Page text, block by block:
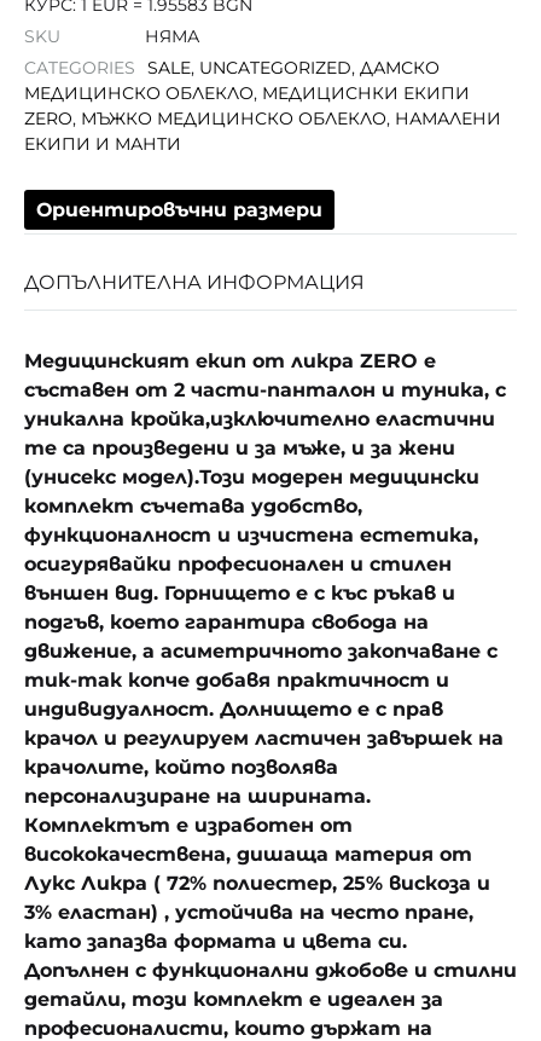
КУРС: 1 EUR = 1.95583 BGN
SKU
НЯМА
CATEGORIES
SALE, UNCATEGORIZED, ДАМСКО
МЕДИЦИНСКО ОБЛЕКЛО, МЕДИЦИСНКИ ЕКИПИ
ZERO, МЪЖКО МЕДИЦИНСКО ОБЛЕКЛО, НАМАЛЕНИ
ЕКИПИ И МАНТИ
Ориентировъчни размери
ДОПЪЛНИТЕЛНА ИНФОРМАЦИЯ
Медицинският екип от ликра ZERO е
съставен от 2 части-панталон и туника, с
уникална кройка,изключително еластични
те са произведени и за мъже, и за жени
(унисекс модел).Този модерен медицински
комплект съчетава удобство,
функционалност и изчистена естетика,
осигурявайки професионален и стилен
външен вид. Горнището е с къс ръкав и
подгъв, което гарантира свобода на
движение, а асиметричното закопчаване с
тик-так копче добавя практичност и
индивидуалност. Долнището е с прав
крачол и регулируем ластичен завършек на
крачолите, който позволява
персонализиране на ширината.
Комплектът е изработен от
висококачествена, дишаща материя от
Лукс Ликра ( 72% полиестер, 25% вискоза и
3% еластан) , устойчива на често пране,
като запазва формата и цвета си.
Допълнен с функционални джобове и стилни
детайли, този комплект е идеален за
професионалисти, които държат на